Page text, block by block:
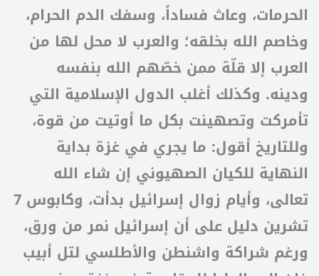
الحرمات، وعاث فساداً، وسفك الدم الحرام،
وخاصم الله بخلقه؛ والعرب لا محل لها من
العرب إلا قلّة ممن خصّهم الله بنفسه
ودينه. وكذلك أغلب الدول الإسلامية التي
تأمركت وتصهينت بكل ما أوتيت من قوة،
وللتاريخ أقول: ما يجري في غزة بداية
النهاية للكيان الصهيوني إن شاء الله
تعالى، وأيام زوال إسرائيل بدأت، وكابوس 7
تشرين دليل على أن إسرائيل نمر من ورق،
ورغم شراكة واشنطن والأطلسي لتل أبيب